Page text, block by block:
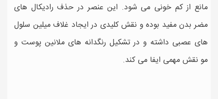
مانع از کم خونی می شود. این عنصر در حذف رادیکال های
مضر بدن مفید بوده و نقش کلیدی در ایجاد غلاف میلین سلول
های عصبی داشته و در تشکیل رنگدانه های ملانین پوست و
مو نقش مهمی ایفا می کند.